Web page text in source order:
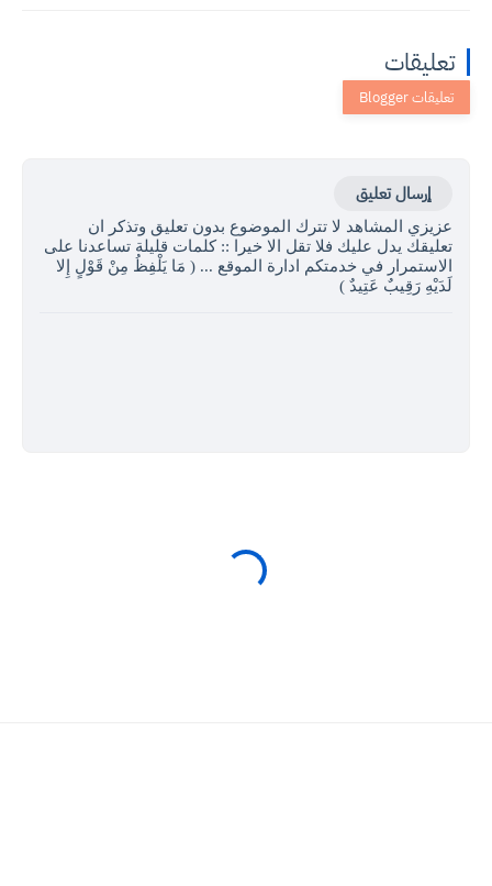
تعليقات
إرسال تعليق
عزيزي المشاهد لا تترك الموضوع بدون تعليق وتذكر ان
تعليقك يدل عليك فلا تقل الا خيرا :: كلمات قليلة تساعدنا على
الاستمرار في خدمتكم ادارة الموقع ... ( مَا يَلْفِظُ مِنْ قَوْلٍ إِلا
لَدَيْهِ رَقِيبٌ عَتِيدٌ )